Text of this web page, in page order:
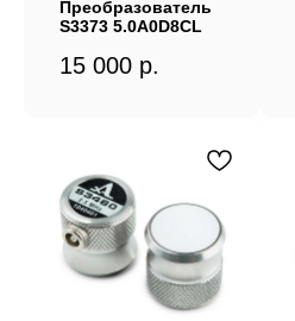
Преобразователь
S3373 5.0A0D8CL
15 000 р.